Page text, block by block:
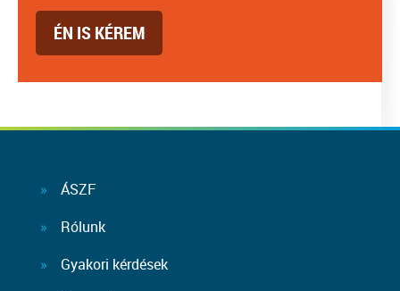
ÉN IS KÉREM
ÁSZF
Rólunk
Gyakori kérdések